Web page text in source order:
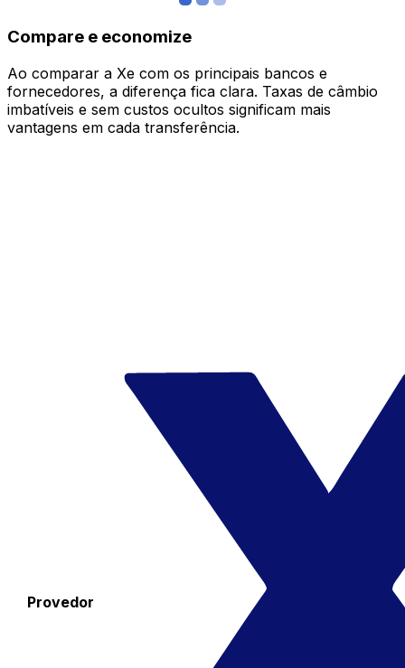
Compare e economize
Ao comparar a Xe com os principais bancos e
fornecedores, a diferença fica clara. Taxas de câmbio
imbatíveis e sem custos ocultos significam mais
vantagens em cada transferência.
Provedor